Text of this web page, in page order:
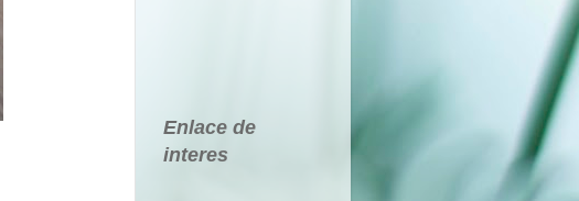
Enlace de
interes